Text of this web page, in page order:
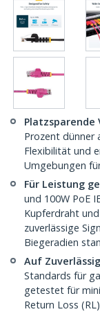
Platzsparende
Prozent dünner
Flexibilität und
Umgebungen
Für Leistung
und 100W PoE
Kupferdraht
zuverlässige
Biegeradien
Auf
Standards für
getestet für
Return Loss (RL)